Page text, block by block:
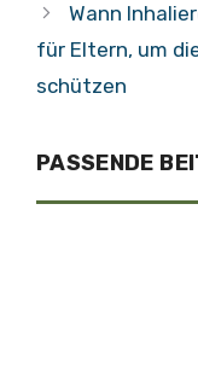
Wann
für Eltern, um
schützen
PASSENDE